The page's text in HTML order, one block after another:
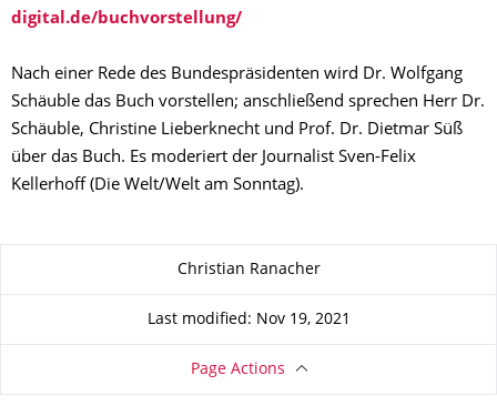
digital.de/buchvorstellung/
Nach einer Rede des Bundespräsidenten wird Dr. Wolfgang
Schäuble das Buch vorstellen; anschließend sprechen Herr Dr.
Schäuble, Christine Lieberknecht und Prof. Dr. Dietmar Süß
über das Buch. Es moderiert der Journalist Sven-Felix
Kellerhoff (Die Welt/Welt am Sonntag).
About this pageChristian Ranacher
Last modified: Nov 19, 2021
Page Actions